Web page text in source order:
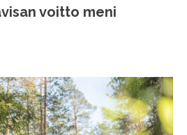
voitto meni